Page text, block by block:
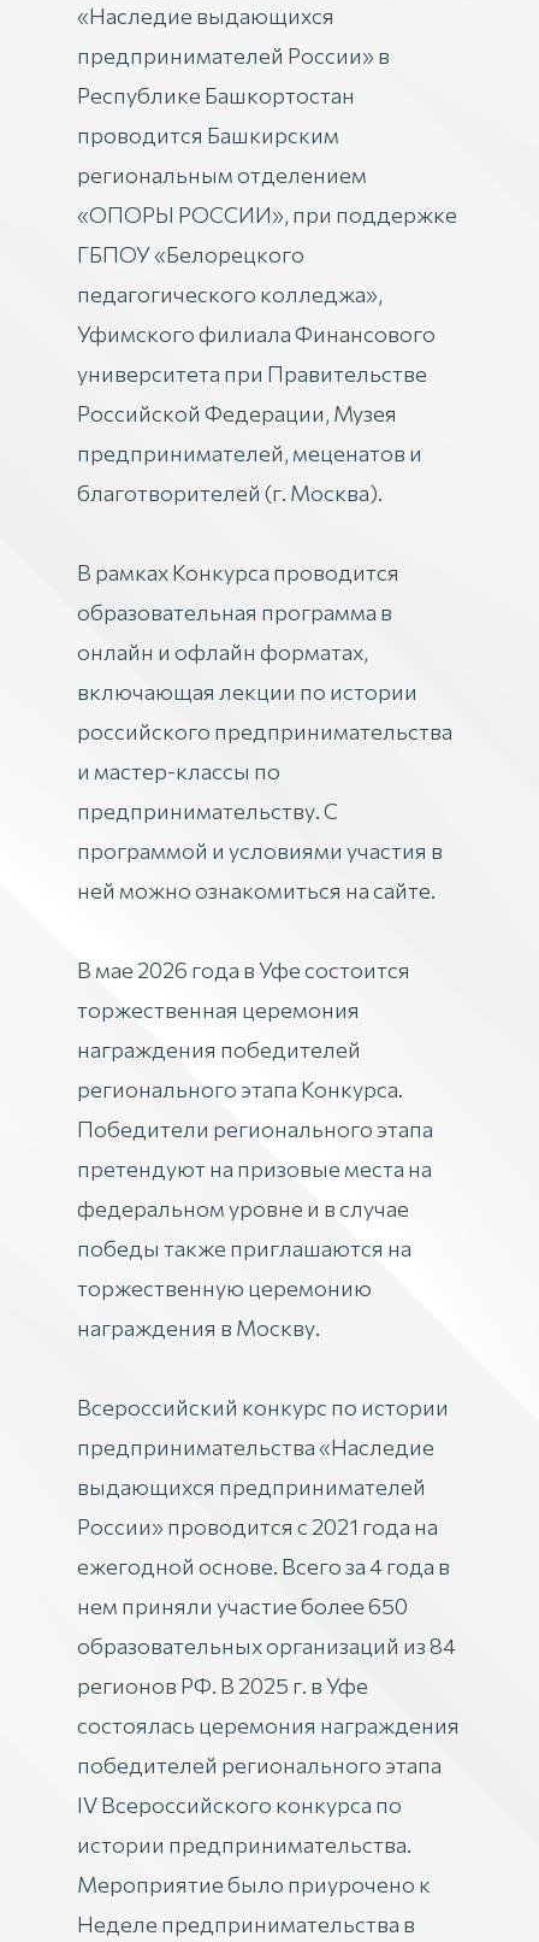
«Наследие выдающихся
предпринимателей России» в
Республике Башкортостан
проводится Башкирским
региональным отделением
«ОПОРЫ РОССИИ», при поддержке
ГБПОУ «Белорецкого
педагогического колледжа»,
Уфимского филиала Финансового
университета при Правительстве
Российской Федерации, Музея
предпринимателей, меценатов и
благотворителей (г. Москва).
В рамках Конкурса проводится
образовательная программа в
онлайн и офлайн форматах,
включающая лекции по истории
российского предпринимательства
и мастер-классы по
предпринимательству. С
программой и условиями участия в
ней можно ознакомиться на сайте.
В мае 2026 года в Уфе состоится
торжественная церемония
награждения победителей
регионального этапа Конкурса.
Победители регионального этапа
претендуют на призовые места на
федеральном уровне и в случае
победы также приглашаются на
торжественную церемонию
награждения в Москву.
Всероссийский конкурс по истории
предпринимательства «Наследие
выдающихся предпринимателей
России» проводится с 2021 года на
ежегодной основе. Всего за 4 года в
нем приняли участие более 650
образовательных организаций из 84
регионов РФ. В 2025 г. в Уфе
состоялась церемония награждения
победителей регионального этапа
IV Всероссийского конкурса по
истории предпринимательства.
Мероприятие было приурочено к
Неделе предпринимательства в